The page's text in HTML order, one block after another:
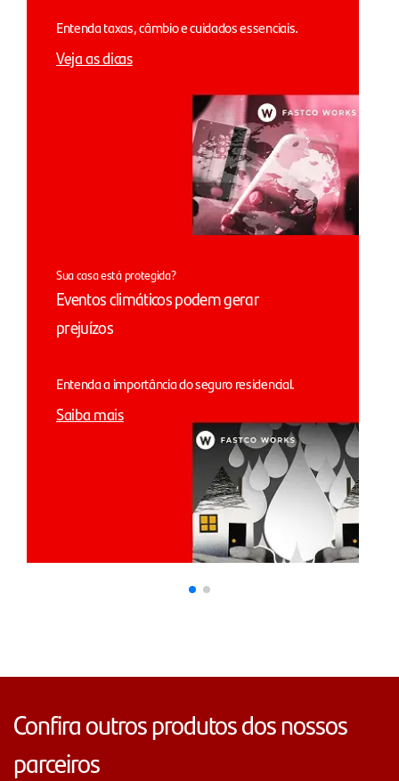
Entenda taxas, câmbio e cuidados essenciais.
Veja as dicas
Sua casa está protegida?
Eventos climáticos podem gerar
prejuízos
Entenda a importância do seguro residencial.
Saiba mais
Confira outros produtos dos nossos
parceiros